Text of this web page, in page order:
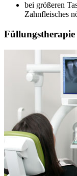
bei größeren
Zahnfleisches
Füllungstherapie